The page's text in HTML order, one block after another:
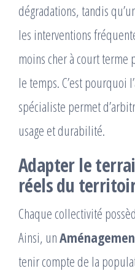
dégradations, tandis
les interventions
moins cher à court terme
le temps. C’est pourquoi
spécialiste permet
usage et durabilité.
Adapter le
réels du
Chaque collectivité
Ainsi, un
tenir compte de la